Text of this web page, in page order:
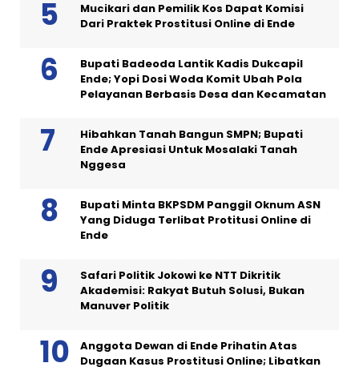
Mucikari dan Pemilik Kos Dapat Komisi
Dari Praktek Prostitusi Online di Ende
Bupati Badeoda Lantik Kadis Dukcapil
Ende; Yopi Dosi Woda Komit Ubah Pola
Pelayanan Berbasis Desa dan Kecamatan
Hibahkan Tanah Bangun SMPN; Bupati
Ende Apresiasi Untuk Mosalaki Tanah
Nggesa
Bupati Minta BKPSDM Panggil Oknum ASN
Yang Diduga Terlibat Protitusi Online di
Ende
Safari Politik Jokowi ke NTT Dikritik
Akademisi: Rakyat Butuh Solusi, Bukan
Manuver Politik
Anggota Dewan di Ende Prihatin Atas
Dugaan Kasus Prostitusi Online; Libatkan